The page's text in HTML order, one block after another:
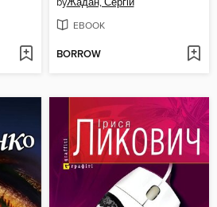
EBOOK
BORROW